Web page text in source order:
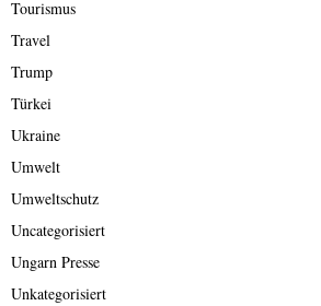
Tourismus
Travel
Trump
Türkei
Ukraine
Umwelt
Umweltschutz
Uncategorisiert
Ungarn Presse
Unkategorisiert